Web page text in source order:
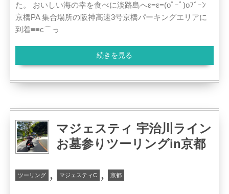
た。 おいしい海の幸を食べに淡路島へε=ε=(oﾟｰﾟ)oﾌﾞｰﾝ
京橋PA 集合場所の阪神高速3号京橋パーキングエリアに
到着≡≡c⌒っ
続きを見る
マジェスティ 宇治川ライン
お墓参りツーリングin京都
ツーリング , マジェスティC , 京都